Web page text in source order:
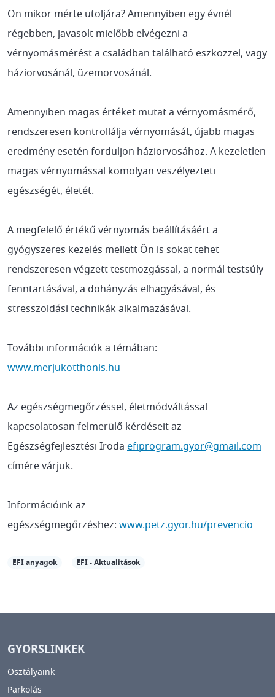
Ön mikor mérte utoljára?Amennyiben egy évnél
régebben, javasolt mielőbb elvégezni a
vérnyomásmérést a családban található eszközzel, vagy
háziorvosánál, üzemorvosánál.
Amennyiben magas értéket mutat a vérnyomásmérő,
rendszeresen kontrollálja vérnyomását, újabb magas
eredmény esetén forduljon háziorvosához. A kezeletlen
magas vérnyomással komolyan veszélyezteti
egészségét, életét.
A megfelelő értékű vérnyomás beállításáért a
gyógyszeres kezelés mellett Ön is sokat tehet
rendszeresen végzett testmozgással, a normál testsúly
fenntartásával, a dohányzás elhagyásával, és
stresszoldási technikák alkalmazásával.
További információk a témában:
www.merjukotthonis.hu
Az egészségmegőrzéssel, életmódváltással
kapcsolatosan felmerülő kérdéseit az
Egészségfejlesztési Iroda efiprogram.gyor@gmail.com
címére várjuk.
Információink az
egészségmegőrzéshez: www.petz.gyor.hu/prevencio
EFI anyagok EFI - Aktualitások
GYORSLINKEK
Osztályaink
Parkolás